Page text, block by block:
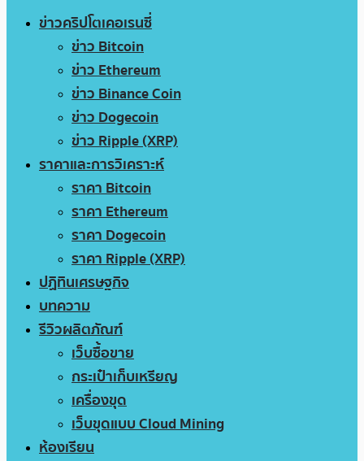
ข่าวคริปโตเคอเรนซี่
ข่าว Bitcoin
ข่าว Ethereum
ข่าว Binance Coin
ข่าว Dogecoin
ข่าว Ripple (XRP)
ราคาและการวิเคราะห์
ราคา Bitcoin
ราคา Ethereum
ราคา Dogecoin
ราคา Ripple (XRP)
ปฏิทินเศรษฐกิจ
บทความ
รีวิวผลิตภัณฑ์
เว็บซื้อขาย
กระเป๋าเก็บเหรียญ
เครื่องขุด
เว็บขุดแบบ Cloud Mining
ห้องเรียน